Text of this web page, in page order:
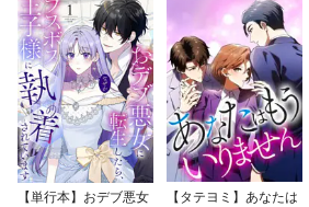
【単行本】おデブ悪女
【タテヨミ】あなたは